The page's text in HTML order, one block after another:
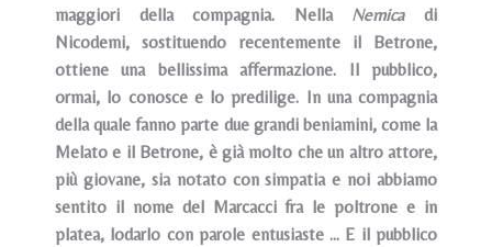
maggiori della compagnia. Nella Nemicadi
Nicodemi, sostituendo recentemente il Betrone,
ottiene una bellissima affermazione. Il pubblico,
ormai, lo conosce e lo predilige. In una compagnia
della quale fanno parte due grandi beniamini, come la
Melato e il Betrone, è già molto che un altro attore,
più giovane, sia notato con simpatia e noi abbiamo
sentito il nome del Marcacci fra le poltrone e in
platea, lodarlo con parole entusiaste ... E il pubblico